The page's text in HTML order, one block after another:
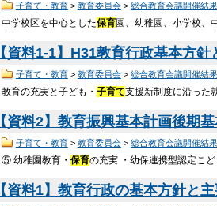
子育て・教育> 教育委員会> 総合教育会議開催結果
中学校区を中心とした保育園、幼稚園、小学校、
【資料1-1】H31教育行政基本方
子育て・教育> 教育委員会> 総合教育会議開催結果
教育の充実と子ども・子育て支援新制度に沿った
【資料2】教育振興基本計画後期
子育て・教育> 教育委員会> 総合教育会議開催結果
⑤ 幼稚園教育・保育の充実 ・幼保連携型認定こ
【資料1】教育行政の基本方針と